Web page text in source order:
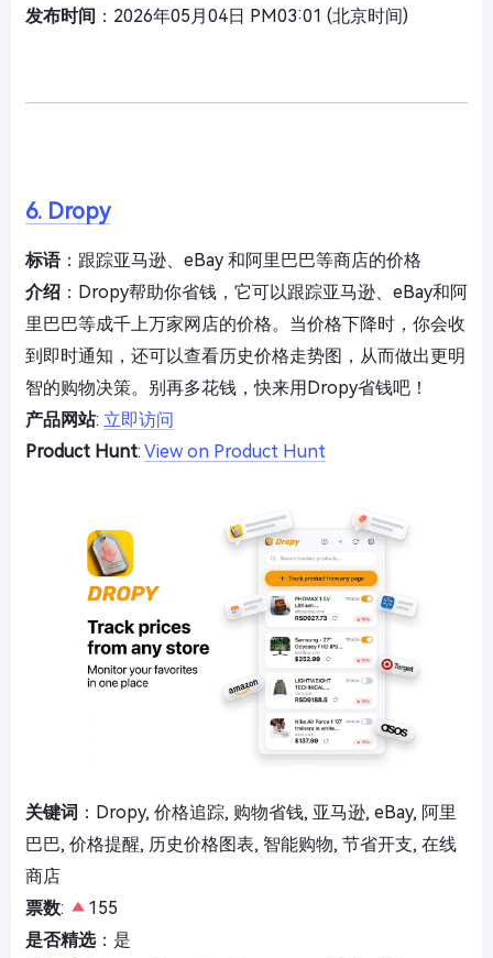
发布时间 ：2026年05月04日 PM03:01 (北京时间)
6. Dropy
标语：跟踪亚马逊、eBay 和阿里巴巴等商店的价格
介绍 ：Dropy帮助你省钱，它可以跟踪亚马逊、eBay和阿
里巴巴等成千上万家网店的价格。当价格下降时，你会收
到即时通知，还可以查看历史价格走势图，从而做出更明
智的购物决策。别再多花钱，快来用Dropy省钱吧！
产品网站: 立即访问
Product Hunt: View on Product Hunt
关键词 ：Dropy, 价格追踪, 购物省钱, 亚马逊, eBay, 阿里
巴巴, 价格提醒, 历史价格图表, 智能购物, 节省开支, 在线
商店
票数:
155
是否精选：是